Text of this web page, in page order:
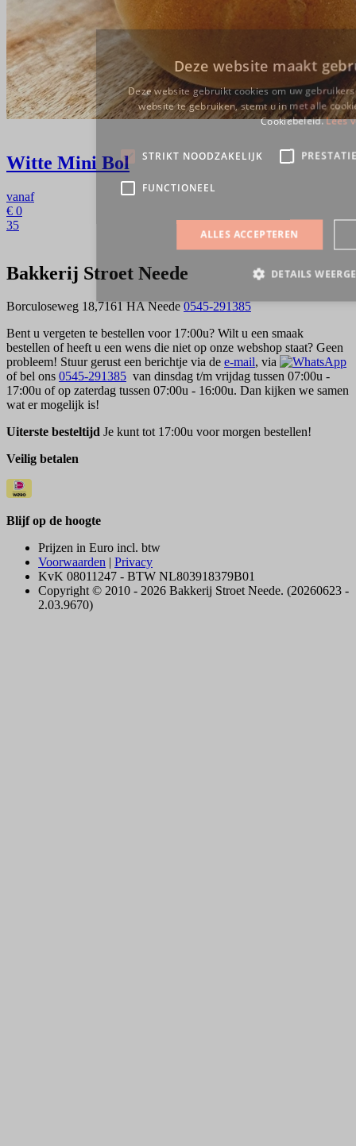
Witte Mini Bol
vanaf
€ 0
35
Bakkerij Stroet Neede
Borculoseweg 18,7161 HA Neede 0545-291385
Bent u vergeten te bestellen voor 17:00u? Wilt u een smaak
bestellen of heeft u een wens die niet op onze webshop staat? Geen
probleem! Stuur gerust een berichtje via de e-mail, via
of bel ons 0545-291385 van dinsdag t/m vrijdag tussen 07:00u -
17:00u of op zaterdag tussen 07:00u - 16:00u. Dan kijken we samen
wat er mogelijk is!
Uiterste besteltijd Je kunt tot 17:00u voor morgen bestellen!
Veilig betalen
Blijf op de hoogte
Prijzen in Euro incl. btw
Voorwaarden
Privacy
KvK 08011247 - BTW NL803918379B01
Copyright © 2010 - 2026 Bakkerij Stroet Neede. (20260623 -
2.03.9670)